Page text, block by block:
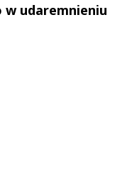
udaremnieniu